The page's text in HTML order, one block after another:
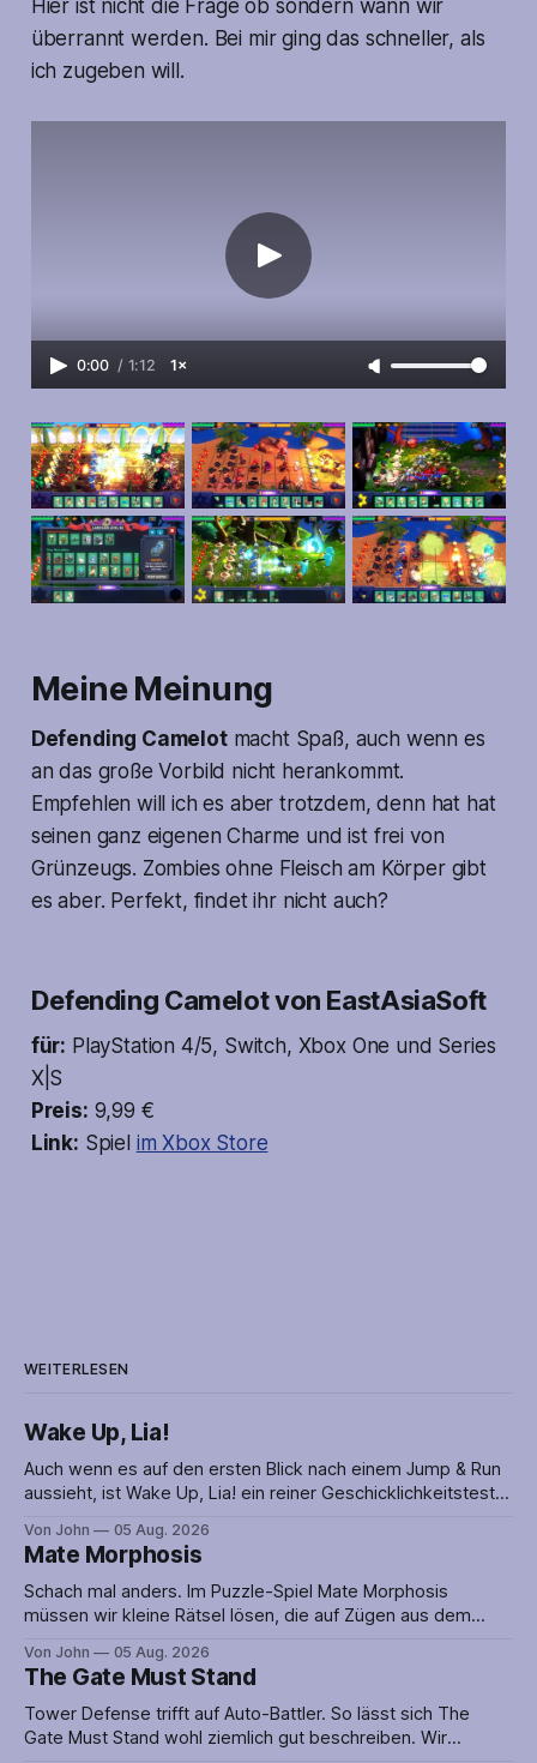
Hier ist nicht die Frage ob sondern wann wir
überrannt werden. Bei mir ging das schneller, als
ich zugeben will.
0:00 / 1:12 1×
Meine Meinung
Defending Camelotmacht Spaß, auch wenn es
an das große Vorbild nicht herankommt.
Empfehlen will ich es aber trotzdem, denn hat hat
seinen ganz eigenen Charme und ist frei von
Grünzeugs. Zombies ohne Fleisch am Körper gibt
es aber. Perfekt, findet ihr nicht auch?
Defending Camelot von EastAsiaSoft
für: PlayStation 4/5, Switch, Xbox One und Series
X|S
Preis: 9,99 €
Link: Spiel im Xbox Store
WEITERLESEN
Wake Up, Lia!
Auch wenn es auf den ersten Blick nach einem Jump & Run
aussieht, ist Wake Up, Lia! ein reiner Geschicklichkeitstest.
oder ihnen im rechten Moment ausweichen, um den
Abschnitt erfolgreich abzuschließen. Timing ist alles! Die
Puzzles werden mit einer netten Geschichte
Von John 05 Aug. 2026
Mate Morphosis
Schach mal anders. Im Puzzle-Spiel Mate Morphosis
müssen wir kleine Rätsel lösen, die auf Zügen aus dem
Rätsellösen sein, sondern auch ein wenig Ahnung von
Schach haben. Zwar lässt sich Mate Morphosis auch ohne
diese spielen, in dem
Von John 05 Aug. 2026
The Gate Must Stand
Tower Defense trifft auf Auto-Battler. So lässt sich The
Gate Must Stand wohl ziemlich gut beschreiben. Wir